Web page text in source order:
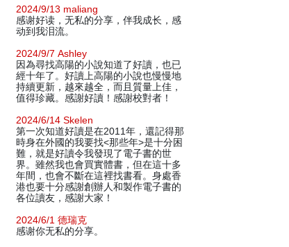
2024/9/13 maliang
感谢好读，无私的分享，伴我成长，感
动到我泪流。
2024/9/7 Ashley
因為尋找高陽的小說知道了好讀，也已
經十年了。好讀上高陽的小說也慢慢地
持續更新，越來越全，而且質量上佳，
值得珍藏。感謝好讀！感謝校對者！
2024/6/14 Skelen
第一次知道好讀是在2011年，還記得那
時身在外國的我要找<那些年>是十分困
難，就是好讀令我發現了電子書的世
界。雖然我也會買實體書，但在這十多
年間，也會不斷在這裡找書看。身處香
港也要十分感謝創辦人和製作電子書的
各位讀友，感謝大家！
2024/6/1 德瑞克
感谢你无私的分享。